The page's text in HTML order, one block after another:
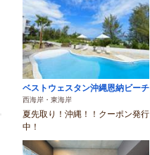
ベストウェスタン沖縄恩納ビーチ
西海岸・東海岸
夏先取り！沖縄！！クーポン発行
中！